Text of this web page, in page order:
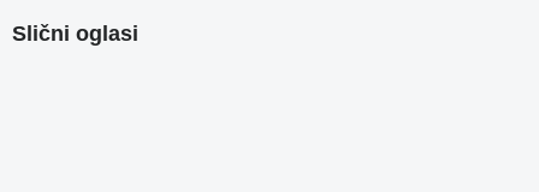
Slični oglasi